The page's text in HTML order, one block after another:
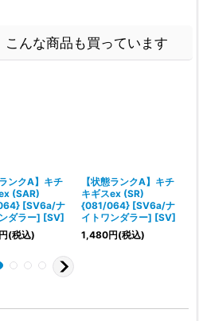
んな商品も買っています
ランクA】キチ
(SAR)
[SV6a/ナ
ダラー] [SV]
(税込)
【状態ランクA】キチ
キギスex (SR)
{081/064} [SV6a/ナ
イトワンダラー] [SV]
1,480円(税込)